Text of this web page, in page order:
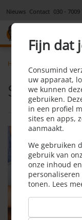
Nieuws Contact 030 - 7009
Home
Soorten
Fijn dat
Consumind
uw apparaat,
we kunnen
gebruiken.
in een profiel
sites en apps,
aanmaakt.
We gebruiken
gebruik van
onze inhoud
tonen. Lees